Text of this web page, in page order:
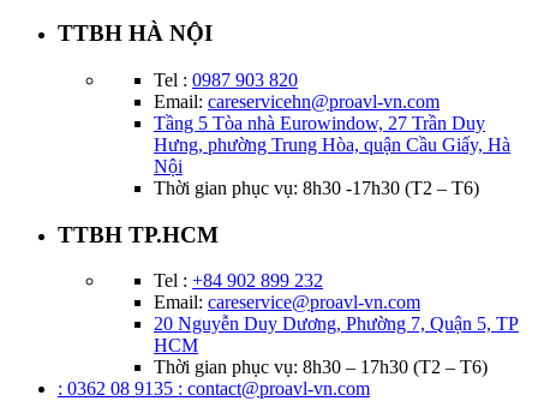
TTBH HÀ NỘI
Tel : 0987 903 820
Email: careservicehn@proavl-vn.com
Tầng 5 Tòa nhà Eurowindow, 27 Trần Duy
Hưng, phường Trung Hòa, quận Cầu Giấy, Hà
Nội
Thời gian phục vụ: 8h30 -17h30 (T2 – T6)
TTBH TP.HCM
Tel : +84 902 899 232
Email: careservice@proavl-vn.com
20 Nguyễn Duy Dương, Phường 7, Quận 5, TP
HCM
Thời gian phục vụ: 8h30 – 17h30 (T2 – T6)
: 0362 08 9135 : contact@proavl-vn.com